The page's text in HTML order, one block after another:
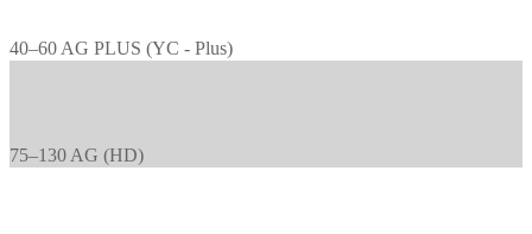
40–60 AG PLUS (YC - Plus)
75–130 AG (HD)